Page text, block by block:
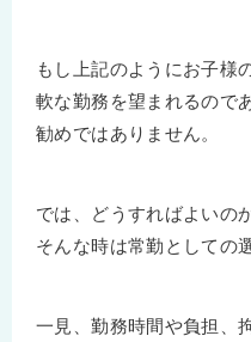
もし上記のようにお子様
軟な勤務を望まれるので
勧めではありません。
では、どうすればよいの
そんな時は常勤としての
一見、勤務時間や負担、